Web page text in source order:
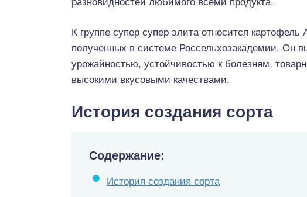
К группе супер супер элита относится
полученных в системе Россельхозакадемии. Он
урожайностью, устойчивостью к болезням,
высокими вкусовыми качествами.
История создания сорта
Содержание:
История создания сорта